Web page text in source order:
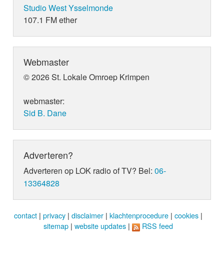
Studio West Ysselmonde
107.1 FM ether
Webmaster
© 2026 St. Lokale Omroep Krimpen
webmaster:
Sid B. Dane
Adverteren?
Adverteren op LOK radio of TV? Bel:06-
13364828
contact | privacy | disclaimer | klachtenprocedure | cookies |
sitemap | website updates | RSS feed